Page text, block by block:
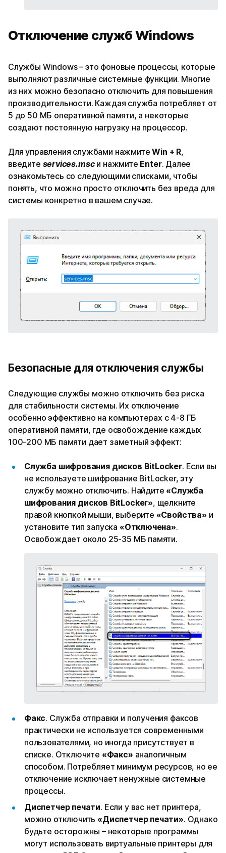
Отключение служб Windows
Службы Windows – это фоновые процессы, которые
выполняют различные системные функции. Многие
из них можно безопасно отключить для повышения
производительности. Каждая служба потребляет от
5 до 50 МБ оперативной памяти, а некоторые
создают постоянную нагрузку на процессор.
Для управления службами нажмитеWin + R,
введите services.mscи нажмите Enter. Далее
ознакомьтесь со следующими списками, чтобы
понять, что можно просто отключить без вреда для
системы конкретно в вашем случае.
Безопасные для отключения службы
Следующие службы можно отключить без риска
для стабильности системы. Их отключение
особенно эффективно на компьютерах с 4-8 ГБ
оперативной памяти, где освобождение каждых
100-200 МБ памяти дает заметный эффект:
Служба шифрования дисков BitLocker. Если вы
не используете шифрование BitLocker, эту
службу можно отключить. Найдите «Служба
шифрования дисков BitLocker», щелкните
правой кнопкой мыши, выберите «Свойства» и
установите тип запуска «Отключена».
Освобождает около 25-35 МБ памяти.
Факс. Служба отправки и получения факсов
практически не используется современными
пользователями, но иногда присутствует в
списке. Отключите «Факс» аналогичным
способом. Потребляет минимум ресурсов, но ее
отключение исключает ненужные системные
процессы.
Диспетчер печати. Если у вас нет принтера,
можно отключить «Диспетчер печати». Однако
будьте осторожны – некоторые программы
могут использовать виртуальные принтеры для